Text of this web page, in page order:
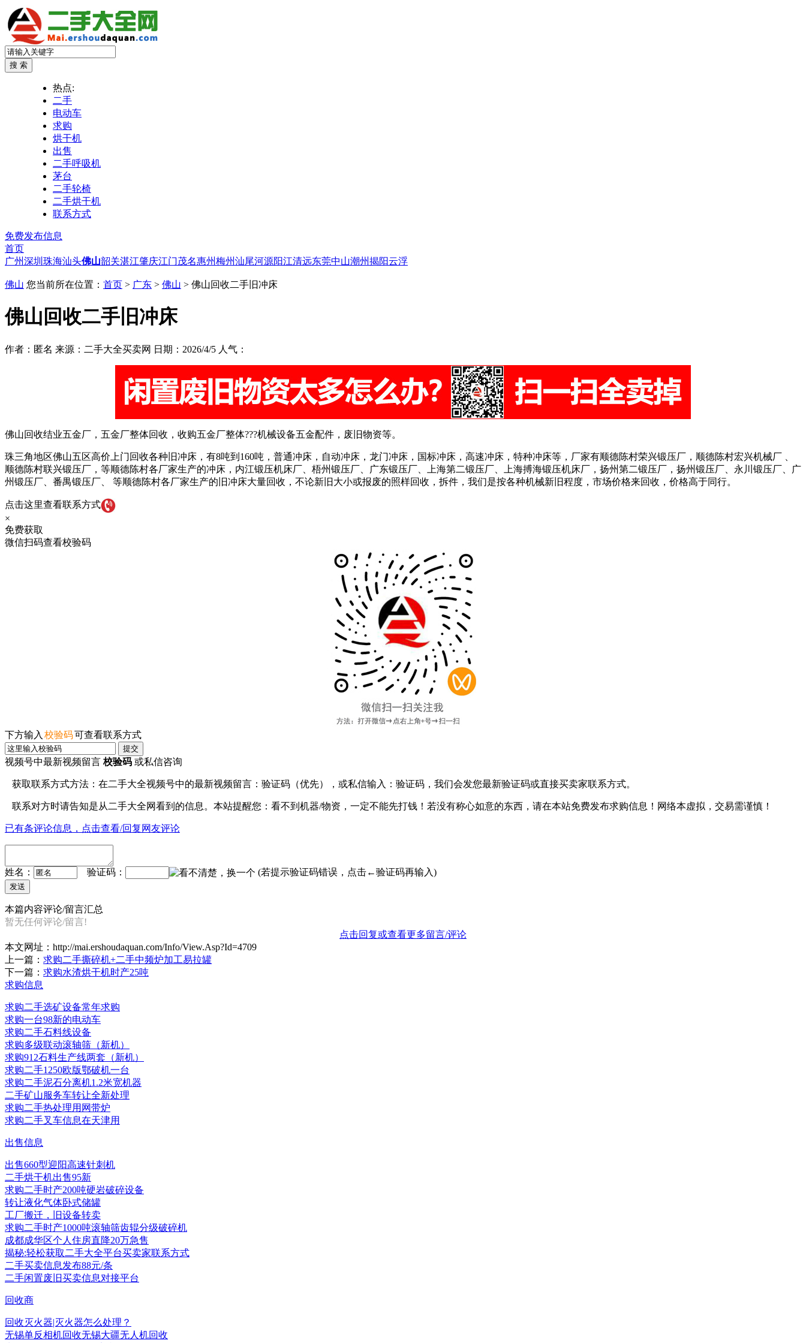
热点:
二手
电动车
求购
烘干机
出售
二手呼吸机
茅台
二手轮椅
二手烘干机
联系方式
免费发布信息
首页
广州深圳 珠海汕头佛山韶关湛江肇庆江门茂名惠州梅州汕尾河源阳江清远东莞中山潮州揭阳云浮
佛山 您当前所在位置： 首页 > 广东 > 佛山 > 佛山回收二手旧冲床
佛山回收二手旧冲床
作者：匿名 来源：二手大全买卖网 日期：2026/4/5 人气：
佛山回收结业五金厂，五金厂整体回收，收购五金厂整体???机械设备五金配件，废旧物资等。
珠三角地区佛山五区高价上门回收各种旧冲床，有8吨到160吨，普通冲床，自动冲床，龙门冲床，国标冲床，高速冲床，特种冲床等，厂家有顺德陈村荣兴锻压厂，顺德陈村宏兴机械厂 、
顺德陈村联兴锻压厂，等顺德陈村各厂家生产的冲床，内江锻压机床厂、梧州锻压厂、广东锻压厂、上海第二锻压厂、上海搏海锻压机床厂，扬州第二锻压厂，扬州锻压厂、永川锻压厂、广
州锻压厂、番禺锻压厂、 等顺德陈村各厂家生产的旧冲床大量回收，不论新旧大小或报废的照样回收，拆件，我们是按各种机械新旧程度，市场价格来回收，价格高于同行。
点击这里查看联系方式
×
免费获取
微信扫码查看校验码
下方输入 校验码可查看联系方式
提交
视频号中最新视频留言 校验码 或私信咨询
获取联系方式方法：在二手大全视频号中的最新视频留言： 验证码 （优先），或私信输入：验证码，我们会发您最新验证码或直接买卖家联系方式。
联系对方时请告知是从 二手大全网看到的信息。本站提醒您： 看不到机器/物资，一定不能先打钱！ 若没有称心如意的东西，请在本站免费发布求购信息！ 网络本虚拟，交易需谨慎！
已有条评论信息，点击查看/回复网友评论
姓名： 验证码： (若提示验证码错误，点击←验证码再输入)
本篇内容评论/留言汇总
暂无任何评论/留言!
点击回复或查看更多留言/评论
本文网址： http://mai.ershoudaquan.com/Info/View.Asp?Id=4709
上一篇： 求购二手撕碎机+二手中频炉加工易拉罐
下一篇： 求购水渣烘干机时产25吨
求购信息
求购二手选矿设备常年求购
求购一台98新的电动车
求购二手石料线设备
求购多级联动滚轴筛（新机）
求购912石料生产线两套（新机）
求购二手1250欧版鄂破机一台
求购二手泥石分离机1.2米宽机器
二手矿山服务车转让全新处理
求购二手热处理用网带炉
求购二手叉车信息在天津用
出售信息
出售660型迎阳高速针刺机
二手烘干机出售95新
求购二手时产200吨硬岩破碎设备
转让液化气体卧式储罐
工厂搬迁，旧设备转卖
求购二手时产1000吨滚轴筛齿辊分级破碎机
成都成华区个人住房直降20万急售
揭秘:轻松获取二手大全平台买卖家联系方式
二手买卖信息发布88元/条
二手闲置废旧买卖信息对接平台
回收商
回收灭火器|灭火器怎么处理？
无锡单反相机回收无锡大疆无人机回收